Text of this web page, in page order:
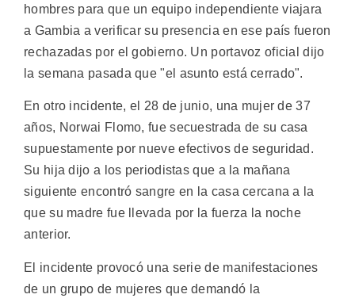
hombres para que un equipo independiente viajara
a Gambia a verificar su presencia en ese país fueron
rechazadas por el gobierno. Un portavoz oficial dijo
la semana pasada que "el asunto está cerrado".
En otro incidente, el 28 de junio, una mujer de 37
años, Norwai Flomo, fue secuestrada de su casa
supuestamente por nueve efectivos de seguridad.
Su hija dijo a los periodistas que a la mañana
siguiente encontró sangre en la casa cercana a la
que su madre fue llevada por la fuerza la noche
anterior.
El incidente provocó una serie de manifestaciones
de un grupo de mujeres que demandó la